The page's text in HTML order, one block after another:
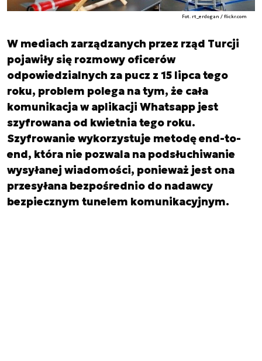
Fot. rt_erdogan / flickr.com
W mediach zarządzanych przez rząd Turcji
pojawiły się rozmowy oficerów
odpowiedzialnych za pucz z 15 lipca tego
roku, problem polega na tym, że cała
komunikacja w aplikacji Whatsapp jest
szyfrowana od kwietnia tego roku.
Szyfrowanie wykorzystuje metodę end-to-
end, która nie pozwala na podsłuchiwanie
wysyłanej wiadomości, ponieważ jest ona
przesyłana bezpośrednio do nadawcy
bezpiecznym tunelem komunikacyjnym.